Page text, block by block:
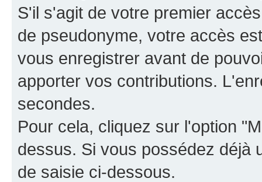
S'il s'agit de votre premier
de pseudonyme, votre accès
vous enregistrer avant de
apporter vos contributions.
secondes.
Pour cela, cliquez sur l'option
dessus. Si vous possédez déjà
de saisie ci-dessous.